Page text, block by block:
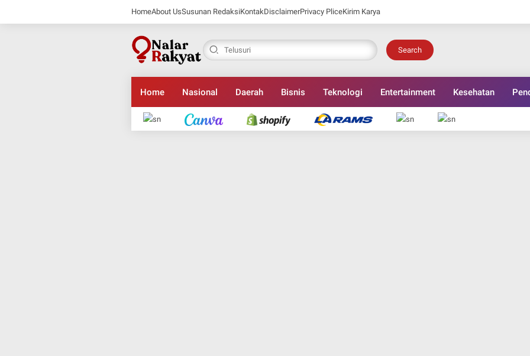
HomeAbout UsSusunan RedaksiKontakDisclaimerPrivacy PliceKirim Karya
Search
Home Nasional Daerah Bisnis Teknologi Entertainment Kesehatan